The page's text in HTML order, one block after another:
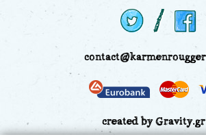
created by Gravity.gr